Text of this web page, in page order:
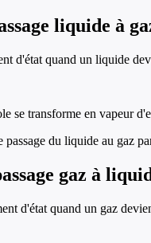
liquide à
d'état quand un liquide
se transforme en vapeur
passage du liquide au gaz
gaz à
d'état quand un gaz